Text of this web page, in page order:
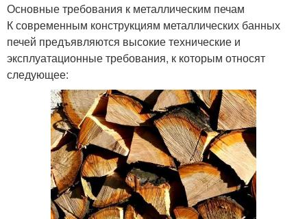
Основные требования к металлическим печам
К современным конструкциям металлических банных
печей предъявляются высокие технические и
эксплуатационные требования, к которым относят
следующее: